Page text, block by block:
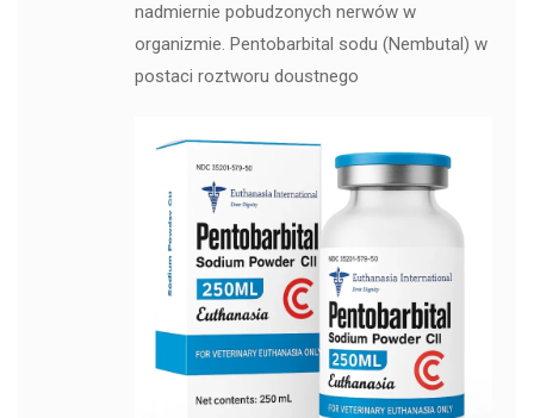
nadmiernie pobudzonych nerwów w
organizmie. Pentobarbital sodu (Nembutal) w
postaci roztworu doustnego